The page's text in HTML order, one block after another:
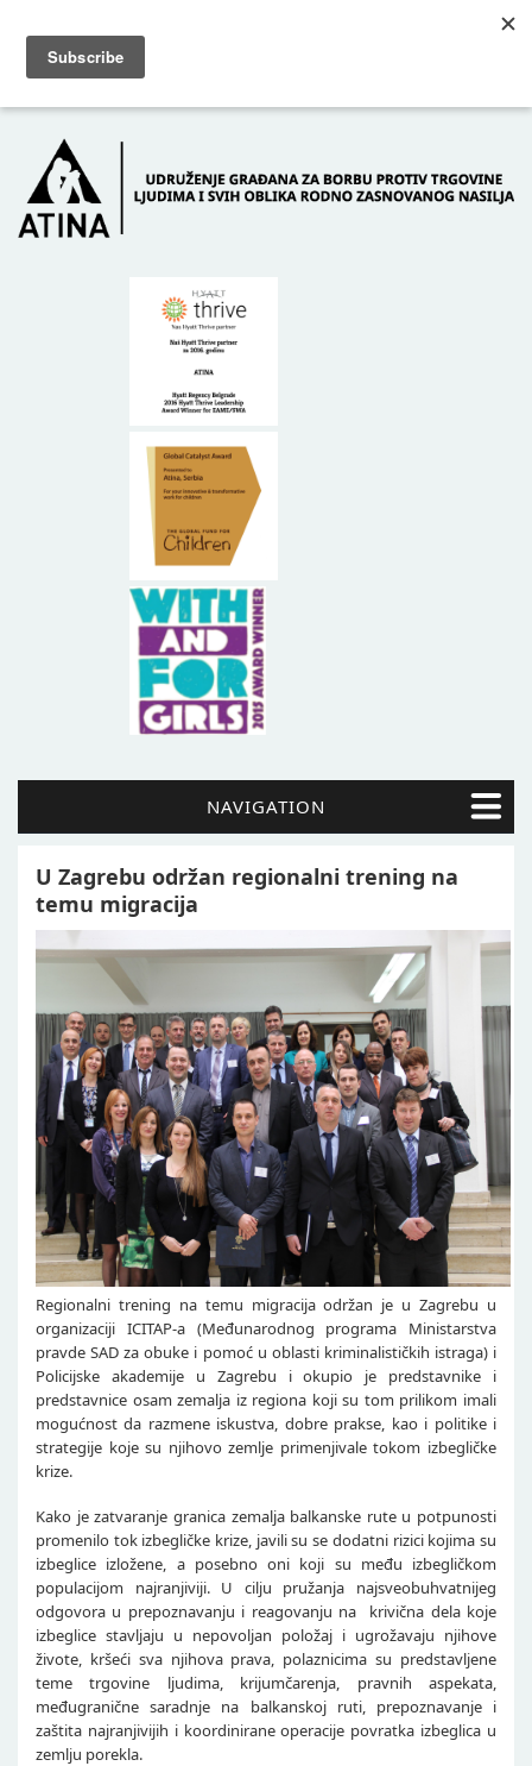
POČETNA O NAMA
NAVIGATION
U Zagrebu održan regionalni trening na
temu migracija
Regionalni trening na temu migracija održan je u Zagrebu u
organizaciji ICITAP-a (Međunarodnog programa Ministarstva
pravde SAD za obuke i pomoć u oblasti kriminalističkih istraga) i
Policijske akademije u Zagrebu i okupio je predstavnike i
predstavnice osam zemalja iz regiona koji su tom prilikom imali
mogućnost da razmene iskustva, dobre prakse, kao i politike i
strategije koje su njihovo zemlje primenjivale tokom izbegličke
krize.
Kako je zatvaranje granica zemalja balkanske rute u potpunosti
promenilo tok izbegličke krize, javili su se dodatni rizici kojima su
izbeglice izložene, a posebno oni koji su među izbegličkom
populacijom najranjiviji. U cilju pružanja najsveobuhvatnijeg
odgovora u prepoznavanju i reagovanju na krivična dela koje
izbeglice stavljaju u nepovoljan položaj i ugrožavaju njihove
živote, kršeći sva njihova prava, polaznicima su predstavljene
teme trgovine ljudima, krijumčarenja, pravnih aspekata,
međugranične saradnje na balkanskoj ruti, prepoznavanje i
zaštita najranjivijih i koordinirane operacije povratka izbeglica u
zemlju porekla.